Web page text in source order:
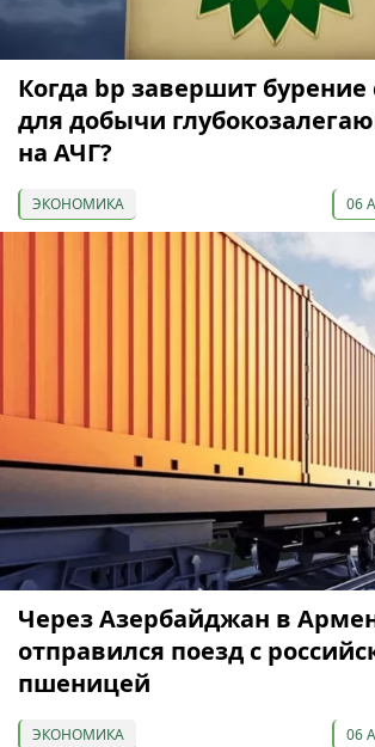
Когда bp завершит
для добычи
на АЧГ?
ЭКОНОМИКА 06
Через Азербайджан в
отправился поезд с
пшеницей
ЭКОНОМИКА 06